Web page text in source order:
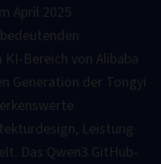
April 2025
Bereich von Alibaba
Generation der Tongyi
Leistung
Das Qwen3 GitHub-